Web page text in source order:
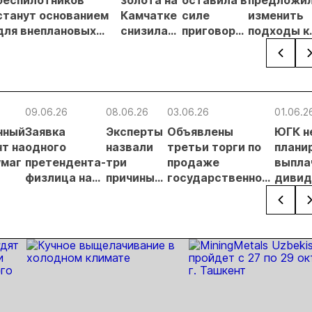
основанием
внеплановых
Камчатке
снизилась
силе
приговор
кг золота и
серебра на
изменить
подходы к
россыпной
на фоне
реформы
на
09.06.26
Заявка
одного
претендента-
физлица на
отклонена
08.06.26
Эксперты
назвали
три
причины
03.06.26
Объявлены
третьи торги по
продаже
государственного
ЮГК
за